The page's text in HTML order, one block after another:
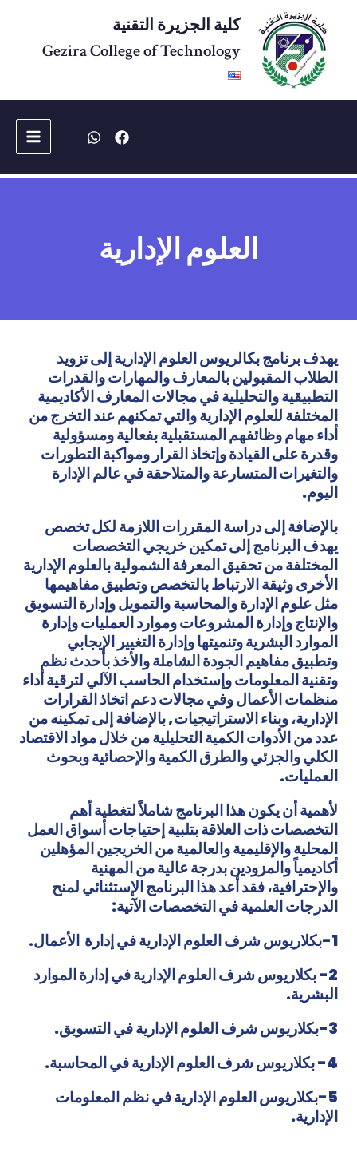
المحتوى
كلية الجزيرة التقنية
Gezira College of Technology
Main
Menu
العلوم الإدارية
يهدف برنامج بكالريوس العلوم الإدارية إلى تزويد
الطلاب المقبولين بالمعارف والمهارات والقدرات
التطبيقية والتحليلية في مجالات المعارف الأكاديمية
المختلفة للعلوم الإدارية والتي تمكنهم عند التخرج من
أداء مهام وظائفهم المستقبلية بفعالية ومسؤولية
وقدرة على القيادة وإتخاذ القرار ومواكبة التطورات
والتغيرات المتسارعة والمتلاحقة في عالم الإدارة
اليوم.
بالإضافة إلى دراسة المقررات اللازمة لكل تخصص
يهدف البرنامج إلى تمكين خريجي التخصصات
المختلفةمن تحقيق المعرفة الشمولية بالعلوم الإدارية
الأخرى وثيقة الارتباط بالتخصصوتطبيق مفاهيمها
مثل علوم الإدارة والمحاسبة والتمويل وإدارة التسويق
والإنتاج وإدارة المشروعات وموارد العمليات وإدارة
الموارد البشرية وتنميتها وإدارة التغيير الإيجابي
وتطبيق مفاهيم الجودة الشاملة والأخذ بأحدث نظم
وتقنية المعلومات وإستخدام الحاسب الآلي لترقية أداء
منظمات الأعمال وفي مجالات دعم اتخاذ القرارات
الإدارية، وبناء الاستراتيجيات, بالإضافة إلى تمكينه من
عدد من الأدوات الكمية التحليلية من خلال مواد الاقتصاد
الكلي والجزئي والطرق الكمية والإحصائية وبحوث
العمليات.
لأهمية أن يكون هذا البرنامج شاملاً لتغطية أهم
التخصصات ذات العلاقة بتلبية إحتياجات أسواق العمل
المحلية والإقليمية والعالمية من الخريجين المؤهلين
أكاديمياً والمزودين بدرجة عالية من المهنية
والإحترافية، فقد أعد هذا البرنامج الإستثنائي لمنح
الدرجات العلمية في التخصصات الآتية:
1-بكلاريوس شرف العلوم الإدارية في إدارة الأعمال.
2- بكلاريوس شرف العلوم الإدارية في إدارة الموارد
البشرية.
3-بكلاريوس شرف العلوم الإدارية في التسويق.
4- بكلاريوس شرف العلوم الإدارية في المحاسبة.
5-بكلاريوس العلوم الإدارية في نظم المعلومات
الإدارية.